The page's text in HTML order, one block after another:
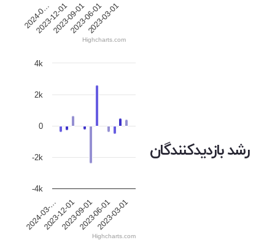
2024-0…
2023-12-012023-09-012023-06-012023-03-01
Highcharts.com
رشد بازدیدکنندگان
2024-03-…
2023-12-012023-09-012023-06-012023-03-01
-4k
-2k
0
2k
4k
Highcharts.com